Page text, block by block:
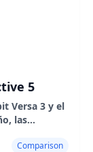
5
Versa 3 y el
las
Comparison